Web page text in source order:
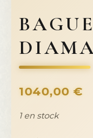
1040,00 €
1 en stock